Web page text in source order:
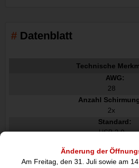
Änderung der
Am Freitag, den 31. Juli sowie am
Datenblatt
Technische
AWG:
28
Anzahl
2x
Standard:
USB 2.0
WEEE, CE
max.